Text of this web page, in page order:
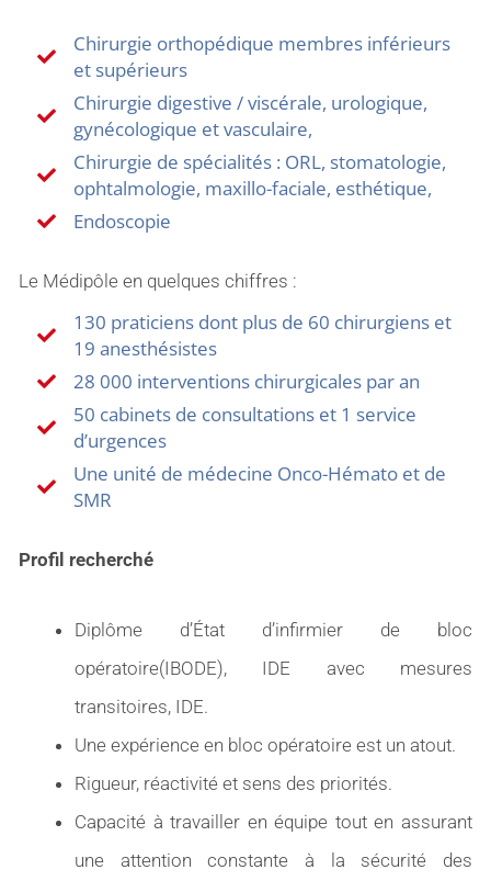
Chirurgie orthopédique membres inférieurs
et supérieurs
Chirurgie digestive / viscérale, urologique,
gynécologique et vasculaire,
Chirurgie de spécialités : ORL, stomatologie,
ophtalmologie, maxillo-faciale, esthétique,
Endoscopie
Le Médipôle en quelques chiffres :
130 praticiens dont plus de 60 chirurgiens et
19 anesthésistes
28 000 interventions chirurgicales par an
50 cabinets de consultations et 1 service
d’urgences
Une unité de médecine Onco-Hémato et de
SMR
Profil recherché
Diplôme d’État d’infirmier de bloc
opératoire(IBODE), IDE avec mesures
transitoires, IDE.
Une expérience en bloc opératoire est un atout.
Rigueur, réactivité et sens des priorités.
Capacité à travailler en équipe tout en assurant
une attention constante à la sécurité des